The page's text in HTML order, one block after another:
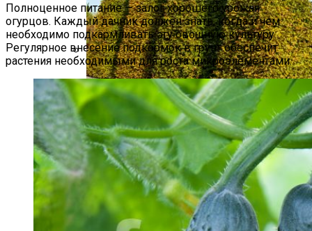
Если Ботва Картошки Сохнет
Что Можно Посадить Рядом С
Хвойными – Примеры Удачных
Сочетаний Растений
Полноценное питание — залог хорошего урожая
огурцов. Каждый дачник должен знать, когда и чем
необходимо подкармливать эту овощную культуру.
Регулярное внесение подкормок в грунт обеспечит
растения необходимыми для роста микроэлементами.